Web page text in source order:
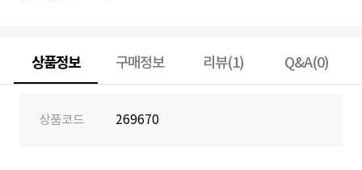
상품정보 구매정보 리뷰(1) Q&A(0)
상품코드 269670